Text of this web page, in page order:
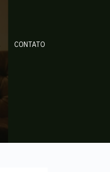
CONTATO